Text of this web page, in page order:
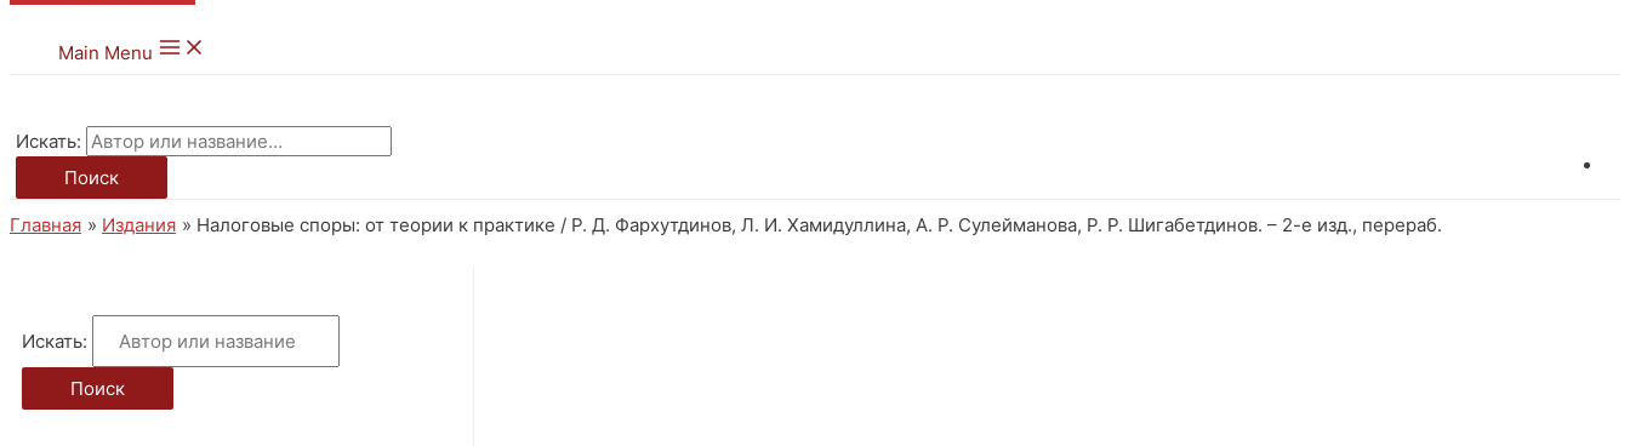
Main Menu
Искать:
Поиск
Главная Издания Налоговые споры: от теории к практике / Р. Д. Фархутдинов, Л. И. Хамидуллина, А. Р. Сулейманова, Р. Р. Шигабетдинов. – 2-е изд., перераб.
Искать:
Поиск